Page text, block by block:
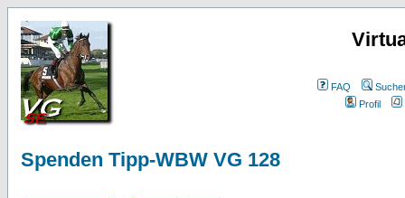
FAQ
Profil
Spenden Tipp-WBW VG 128